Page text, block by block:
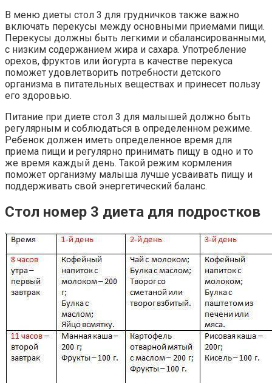
В меню диеты стол 3 для грудничков также важно
включать перекусы между основными приемами пищи.
Перекусы должны быть легкими и сбалансированными,
с низким содержанием жира и сахара. Употребление
орехов, фруктов или йогурта в качестве перекуса
поможет удовлетворить потребности детского
организма в питательных веществах и принесет пользу
его здоровью.
Питание при диете стол 3 для малышей должно быть
регулярным и соблюдаться в определенном режиме.
Ребенок должен иметь определенное время для
приема пищи и регулярно принимать пищу в одно и то
же время каждый день. Такой режим кормления
поможет организму малыша лучше усваивать пищу и
поддерживать свой энергетический баланс.
Стол номер 3 диета для подростков